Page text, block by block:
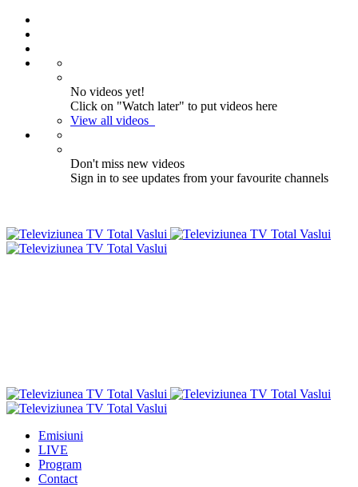
No videos yet!
Click on "Watch later" to put videos here
View all videos
Don't miss new videos
Sign in to see updates from your favourite channels
Emisiuni
LIVE
Program
Contact